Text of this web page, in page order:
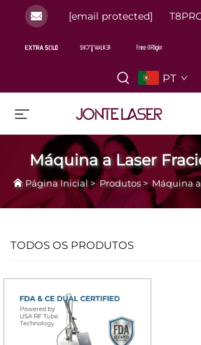
[email protected]
PT
Máquina a Laser
Página Inicial>Produtos>Máquina
TODOS OS PRODUTOS